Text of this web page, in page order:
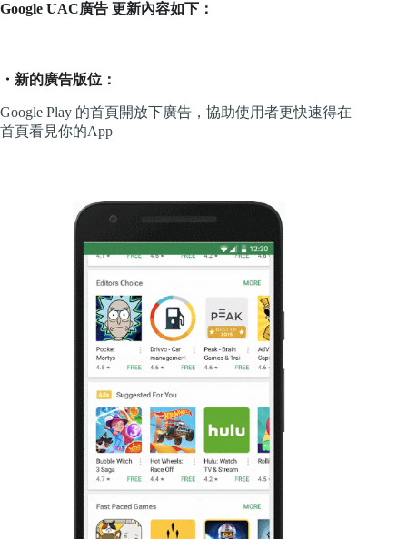
Google UAC廣告 更新內容如下：
・新的廣告版位：
Google Play 的首頁開放下廣告，協助使用者更快速得在
首頁看見你的App